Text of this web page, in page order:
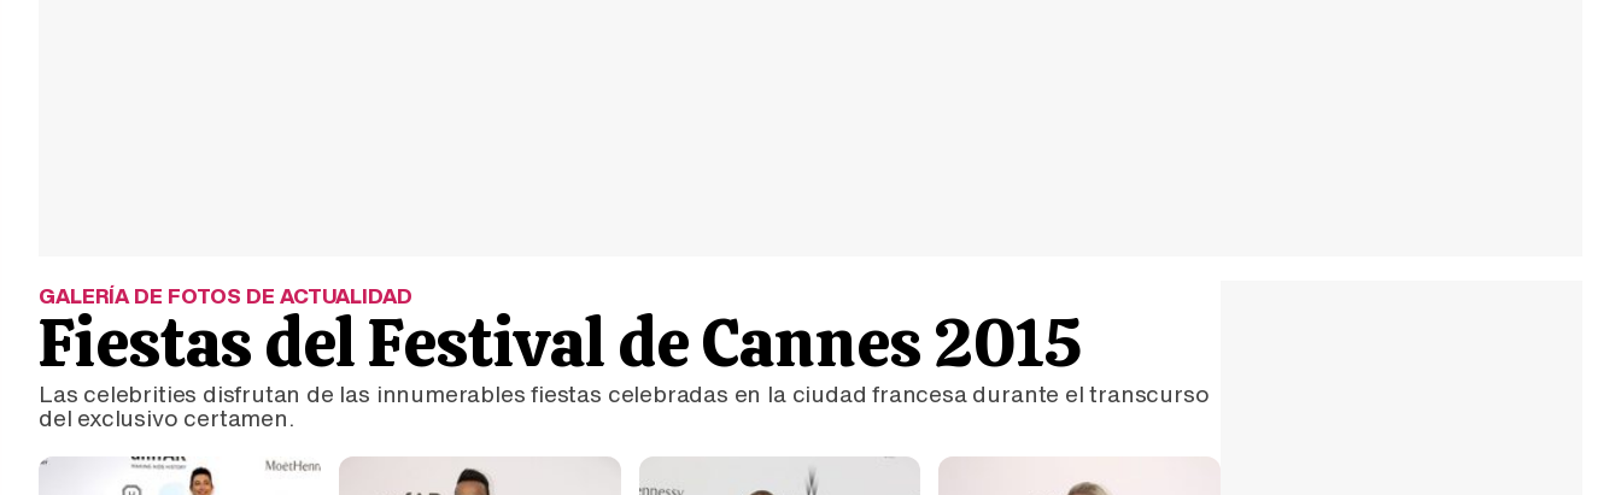
GALERÍA DE FOTOS DE ACTUALIDAD
Fiestas del Festival de Cannes 2015
Las celebrities disfrutan de las innumerables fiestas celebradas en la ciudad francesa durante el transcurso
del exclusivo certamen.